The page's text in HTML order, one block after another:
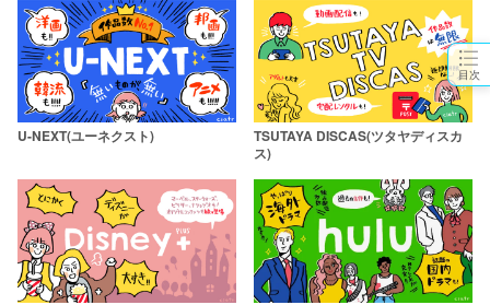
目次
U-NEXT(ユーネクスト)
TSUTAYA DISCAS(ツタヤディスカ
ス)